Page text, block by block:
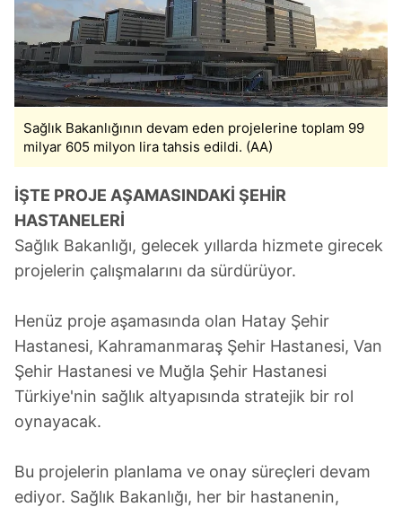
Sağlık Bakanlığının devam eden projelerine toplam 99
milyar 605 milyon lira tahsis edildi. (AA)
İŞTE PROJE AŞAMASINDAKİ ŞEHİR
HASTANELERİ
Sağlık Bakanlığı, gelecek yıllarda hizmete girecek
projelerin çalışmalarını da sürdürüyor.
Henüz proje aşamasında olan Hatay Şehir
Hastanesi, Kahramanmaraş Şehir Hastanesi, Van
Şehir Hastanesi ve Muğla Şehir Hastanesi
Türkiye'nin sağlık altyapısında stratejik bir rol
oynayacak.
Bu projelerin planlama ve onay süreçleri devam
ediyor. Sağlık Bakanlığı, her bir hastanenin,